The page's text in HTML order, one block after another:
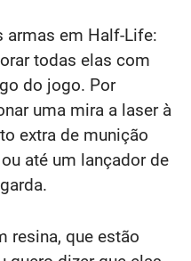
armas em Half-Life:
todas elas com
do jogo. Por
uma mira a laser à
extra de munição
até um lançador de
resina, que estão